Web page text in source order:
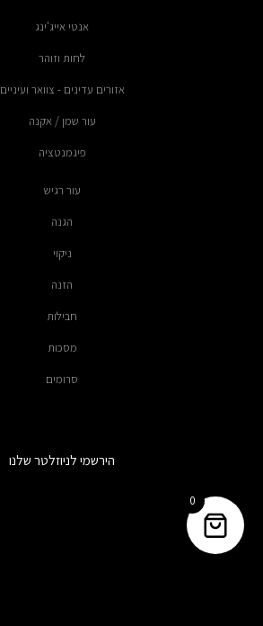
אנטי אייג'ינג
לחות וזוהר
אזורים עדינים - צוואר ועיניים
עור שמן / אקנה
פיגמנטציה
עור רגיש
הגנה
ניקוי
הזנה
חבילות
מסכות
סרומים
הירשמי לניוזלטר שלנו
0